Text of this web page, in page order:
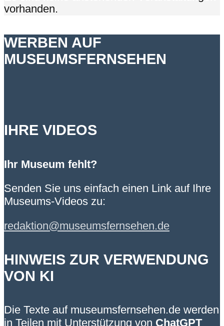
vorhanden.
WERBEN AUF
MUSEUMSFERNSEHEN
IHRE VIDEOS
Ihr Museum fehlt?
Senden Sie uns einfach einen Link auf Ihre
Museums-Videos zu:
redaktion@museumsfernsehen.de
HINWEIS ZUR VERWENDUNG
VON KI
Die Texte auf museumsfernsehen.de werden
in Teilen mit Unterstützung von ChatGPT